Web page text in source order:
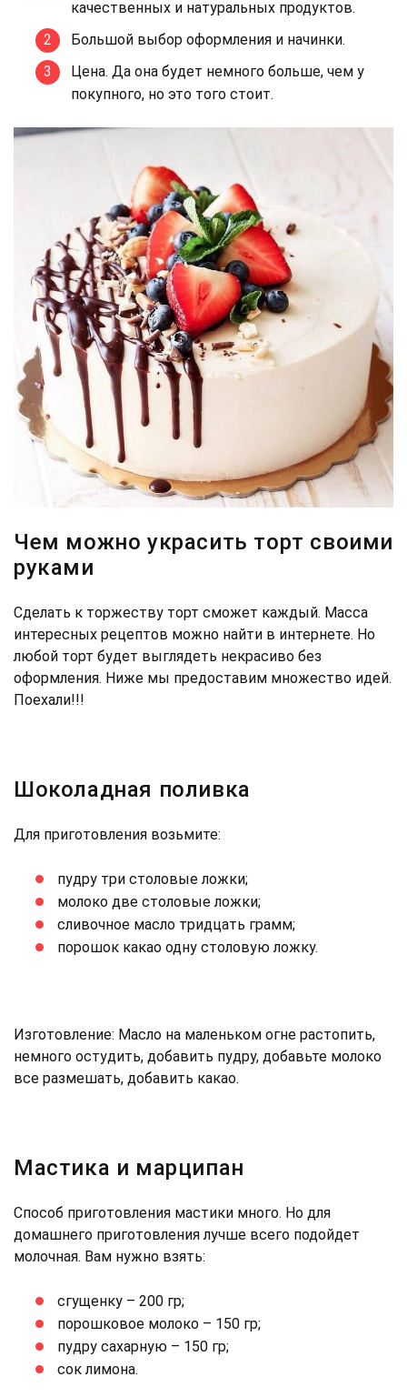
качественных и натуральных продуктов.
Большой выбор оформления и начинки.
Цена. Да она будет немного больше, чем у
покупного, но это того стоит.
Чем можно украсить торт своими
руками
Сделать к торжеству торт сможет каждый. Масса
интересных рецептов можно найти в интернете. Но
любой торт будет выглядеть некрасиво без
оформления. Ниже мы предоставим множество идей.
Поехали!!!
Шоколадная поливка
Для приготовления возьмите:
пудру три столовые ложки;
молоко две столовые ложки;
сливочное масло тридцать грамм;
порошок какао одну столовую ложку.
Изготовление: Масло на маленьком огне растопить,
немного остудить, добавить пудру, добавьте молоко
все размешать, добавить какао.
Мастика и марципан
Способ приготовления мастики много. Но для
домашнего приготовления лучше всего подойдет
молочная. Вам нужно взять:
сгущенку – 200 гр;
порошковое молоко – 150 гр;
пудру сахарную – 150 гр;
сок лимона.